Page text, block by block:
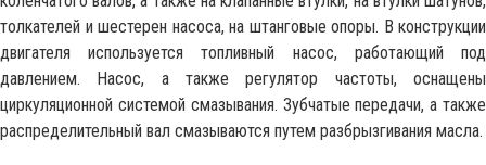
толкателей и шестерен насоса, на штанговые опоры. В конструкции
двигателя используется топливный насос, работающий под
давлением. Насос, а также регулятор частоты, оснащены
циркуляционной системой смазывания. Зубчатые передачи, а также
распределительный вал смазываются путем разбрызгивания масла.